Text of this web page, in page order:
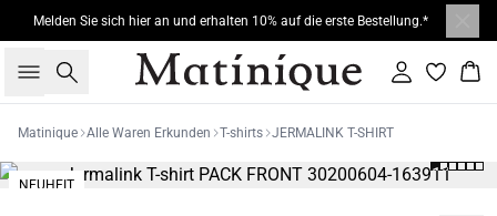
Melden Sie sich hier an und erhalten 10% auf die erste Bestellung.*
Suche Einloggen
Matinique Alle Waren Erkunden T-shirts JERMALINK T-SHIRT
NEUHEIT